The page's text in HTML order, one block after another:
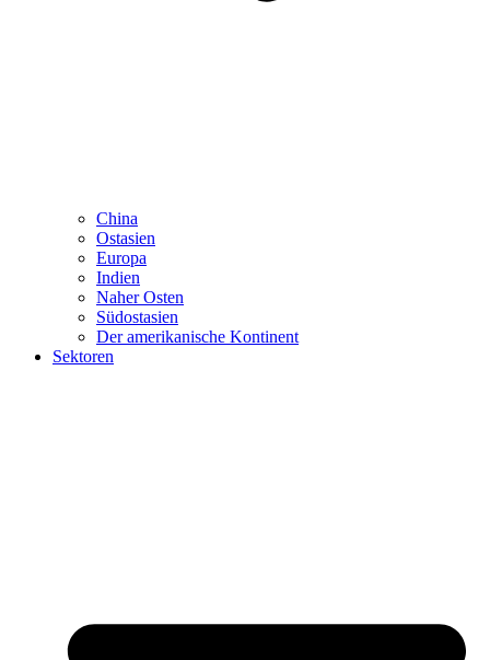
China
Ostasien
Europa
Indien
Naher Osten
Südostasien
Der amerikanische Kontinent
Sektoren